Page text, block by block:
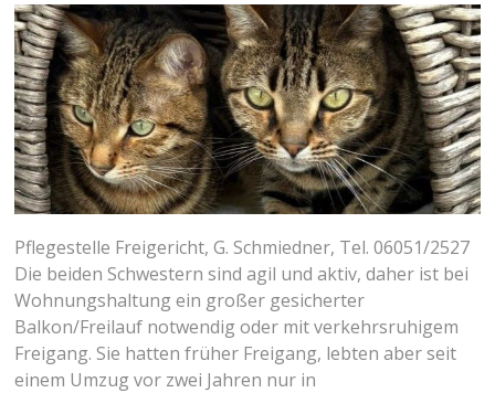
Pflegestelle Freigericht, G. Schmiedner, Tel. 06051/2527
Die beiden Schwestern sind agil und aktiv, daher ist bei
Wohnungshaltung ein großer gesicherter
Balkon/Freilauf notwendig oder mit verkehrsruhigem
Freigang. Sie hatten früher Freigang, lebten aber seit
einem Umzug vor zwei Jahren nur in